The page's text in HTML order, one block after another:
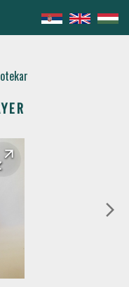
arrow_forward
arrow_forward_ios